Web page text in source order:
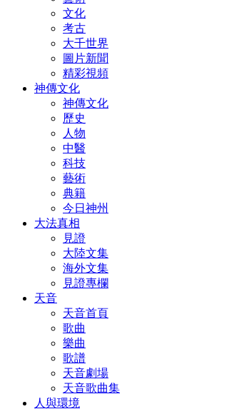
文化
考古
大千世界
圖片新聞
精彩視頻
神傳文化
神傳文化
歷史
人物
中醫
科技
藝術
典籍
今日神州
大法真相
見證
大陸文集
海外文集
見證專欄
天音
天音首頁
歌曲
樂曲
歌譜
天音劇場
天音歌曲集
人與環境